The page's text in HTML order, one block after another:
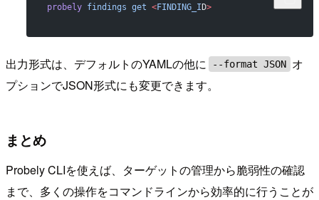
probely findings get <FINDING_I D>
出力形式は、デフォルトのYAMLの他に --format JSON オ
プションでJSON形式にも変更できます。
まとめ
Probely CLIを使えば、ターゲットの管理から脆弱性の確認
まで、多くの操作をコマンドラインから効率的に行うことが